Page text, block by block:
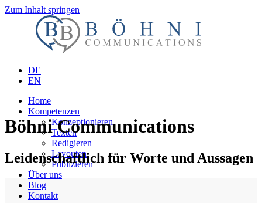
Zum Inhalt springen
DE
EN
Home
Kompetenzen
Konzeptionieren
Texten
Redigieren
Layouten
Publizieren
Über uns
Blog
Kontakt
Böhni Communications
Leidenschaftlich für Worte und Aussagen